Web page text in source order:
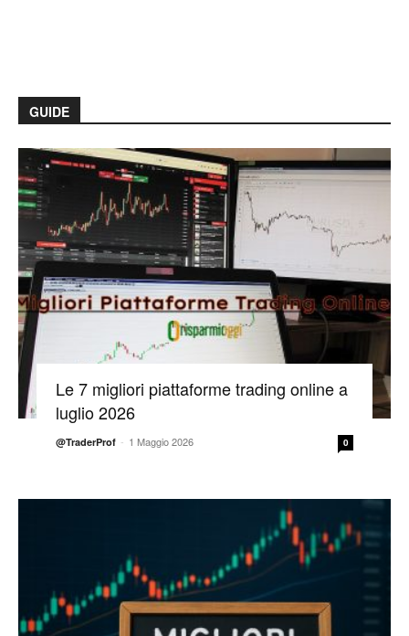
GUIDE
Le 7 migliori piattaforme trading online a
luglio 2026
@TraderProf - 1 Maggio 2026 0